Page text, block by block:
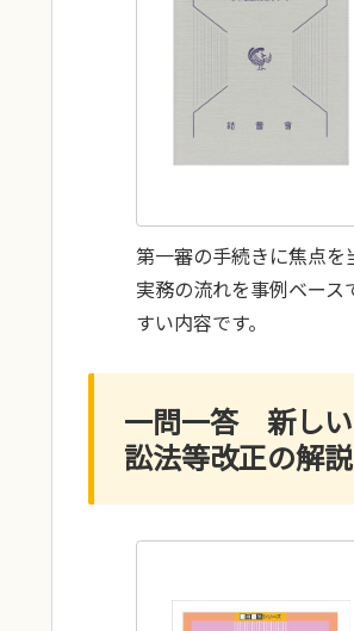
第一審の手続きに焦点
実務の流れを事例ベー
すい内容です。
一問一答 新し
訟法等改正の解